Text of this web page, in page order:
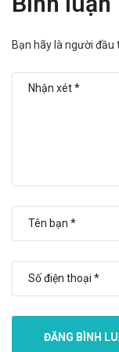
dụng thuốc và
Bạn nhớ sử dụng
Lưu ý khi sử
trọng và
Người già:
Trẻ em: Thận
Ưu nhược
Bạn hãy là người
ĐĂNG